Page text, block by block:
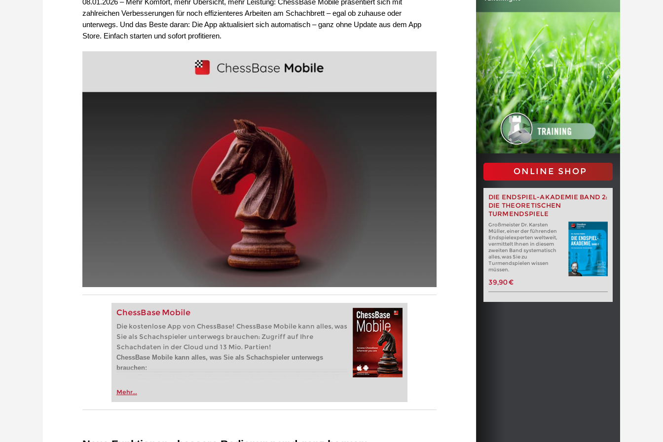
zahlreichen Verbesserungen für noch effizienteres Arbeiten am Schachbrett – egal ob zuhause oder
unterwegs. Und das Beste daran: Die App aktualisiert sich automatisch – ganz ohne Update aus dem App
Store. Einfach starten und sofort profitieren.
ChessBase Mobile
Die kostenlose App von ChessBase! ChessBase Mobile kann alles, was
Sie als Schachspieler unterwegs brauchen: Zugriff auf Ihre
Schachdaten in der Cloud und 13 Mio. Partien!
ChessBase Mobile kann alles, was Sie als Schachspieler unterwegs
brauchen:
Eröffnungen etc.
Speichern Sie eigene Partien und Analysen in Cloud-
Datenbanken - Synchronisieren Sie Ihre persönlichen
Mehr...
ONLINE SHOP
DIE ENDSPIEL-AKADEMIE BAND 2:
DIE THEORETISCHEN
TURMENDSPIELE
Großmeister Dr. Karsten
Müller, einer der führenden
Endspielexperten weltweit,
vermittelt Ihnen in diesem
zweiten Band systematisch
alles, was Sie zu
Turmendspielen wissen
müssen.
39,90 €